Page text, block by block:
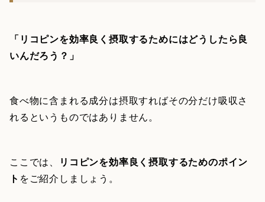
「リコピンを効率良く摂取するためにはどうしたら良
いんだろう？」
食べ物に含まれる成分は摂取すればその分だけ吸収さ
れるというものではありません。
ここでは、
リコピンを効率良く摂取するためのポイン
ト をご紹介しましょう。